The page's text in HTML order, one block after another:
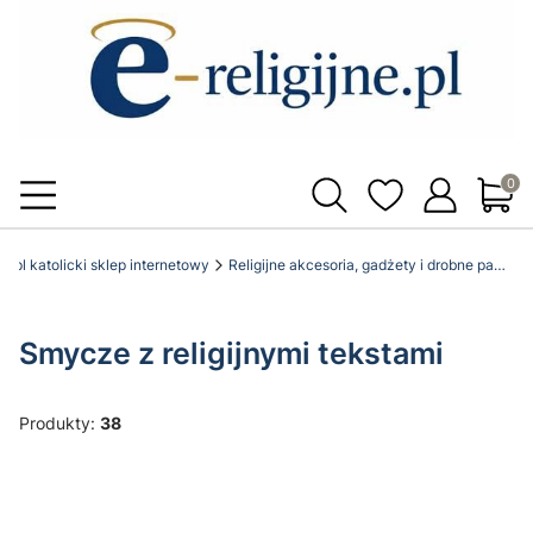
katolicki sklep internetowy Religijne akcesoria, gadżety i drobne pamiątki
Smycze z religijnymi tekstami
Produkty: 38